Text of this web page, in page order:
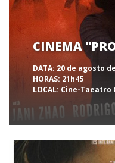
CINEMA
DATA: 20 de agosto
HORAS: 21h45
LOCAL: Cine-Taeatro